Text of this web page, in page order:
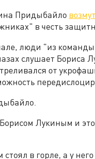
Придыбайло
в честь
люди "из команды
слушает Бориса
от
Лукиным и
в горле, а у